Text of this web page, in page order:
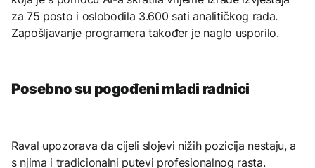
za 75 posto i oslobodila 3.600 sati analitičkog rada.
Zapošljavanje programera također je naglo usporilo.
Posebno su pogođeni mladi radnici
Raval upozorava da cijeli slojevi nižih pozicija nestaju, a
s njima i tradicionalni putevi profesionalnog rasta.